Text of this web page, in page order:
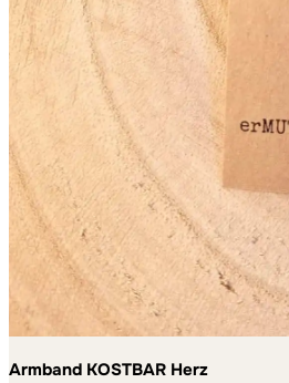
Armband KOSTBAR Herz